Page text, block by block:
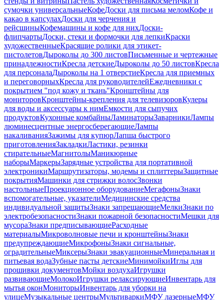
сумочки универсальныеКофеДоски для письма меломКофе и
какао в капсулахДоски для черчения и
рейсшиныКофемашины и кофе для нихДоски-
флипчартыДоски, стеки и формочки для лепкиКраски
художественныеКрасящие ролики для этикет-
пистолетовДыроколы до 300 листовПисьменные и чертежные
принадлежностиКресла детскиеДыроколы до 50 листовКресла
для персоналаДыроколы на 1 отверстиеКресла для приемных
и переговорныхКресла для руководителейЕжедневники с
покрытием "под кожу и ткань"Кронштейны для
мониторовКронштейны-крепления для телевизоровКулеры
для воды и аксессуары к нимЕмкости для сыпучих
продуктовКухонные комбайныЛаминаторыЗаварникиЛампы
люминесцентные энергосберегающиеЛампы
накаливанияЗажимы для купюрЛапша быстрого
приготовленияЗакладкиЛастики, резинки
стирательныеМагнитолыМаникюрные
наборыМаркерыЗарядные устройства для портативной
электроникиМаршрутизаторы, модемы и сплиттерыЗащитные
покрытияМашинки для стрижки волосЗвонки
настольныеПроекционное оборудованиеМегафоныЗнаки
вспомогательные, указателиМедицинские средства
индивидуальной защитыЗнаки запрещающиеМелкиЗнаки по
электробезопасностиЗнаки пожарной безопасностиМешки для
мусораЗнаки предписывающиеРасходные
материалыМикроволновые печи и кронштейныЗнаки
предупреждающиеМикрофоныЗнаки сигнальные,
оградительныеМиксерыЗнаки эвакуационныеМинеральная и
питьевая водаЗубные пасты детскиеМинимойкиИглы для
прошивки документовМойки воздухаИгрушки
развивающиеМолокоИгрушки релаксирующиеИнвентарь для
мытья оконМониторыИнвентарь для уборки на
улицеМузыкальные центрыМультиваркиМФУ лазерныеМФУ